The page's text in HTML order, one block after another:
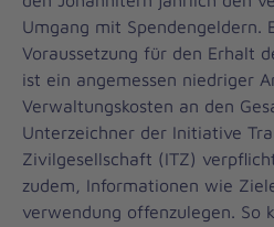
Umgang mit Spendengeldern.
Voraussetzung für den Erhalt
ist ein angemessen niedriger
Verwaltungskosten an den
Unterzeichner der Initiative
Zivilgesellschaft (ITZ)
zudem, Informationen wie
verwendung offenzulegen. So